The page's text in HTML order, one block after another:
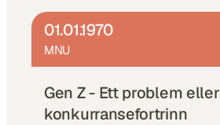
01.01.1970
MNU
Gen Z - Ett problem eller
konkurransefortrinn